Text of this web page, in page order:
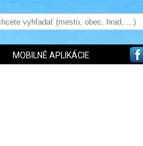
MOBILNÉ APLIKÁCIE